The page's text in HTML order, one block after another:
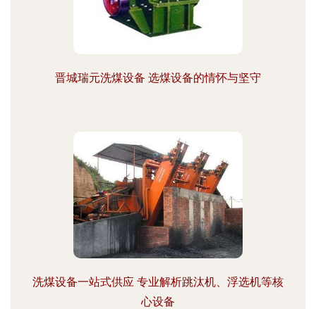
晋城瑞元洗煤设备 选煤设备的情怀与坚守
洗煤设备一站式供应 专业解析跳汰机、浮选机等核
心设备